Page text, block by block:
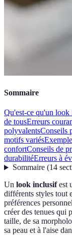
Sommaire
Qu'est-ce qu'un look
de tousErreurs
polyvalentsConseils
motifs variés
confortConseils de
durabilitéErreurs à
Sommaire(14
Un look inclusifest
différents styles tout
préférences
créer des tenues qui
taille, de sa
sa peau et à l'aise